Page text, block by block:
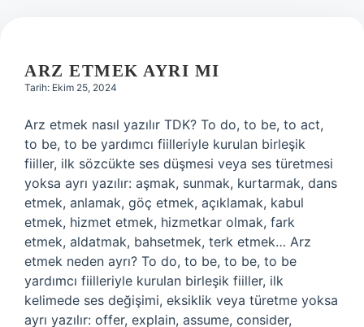
ARZ ETMEK AYRI MI
Tarih: Ekim 25, 2024
Arz etmek nasıl yazılır TDK? To do, to be, to act,
to be, to be yardımcı fiilleriyle kurulan birleşik
fiiller, ilk sözcükte ses düşmesi veya ses türetmesi
yoksa ayrı yazılır: aşmak, sunmak, kurtarmak, dans
etmek, anlamak, göç etmek, açıklamak, kabul
etmek, hizmet etmek, hizmetkar olmak, fark
etmek, aldatmak, bahsetmek, terk etmek… Arz
etmek neden ayrı? To do, to be, to be, to be
yardımcı fiilleriyle kurulan birleşik fiiller, ilk
kelimede ses değişimi, eksiklik veya türetme yoksa
ayrı yazılır: offer, explain, assume, consider,